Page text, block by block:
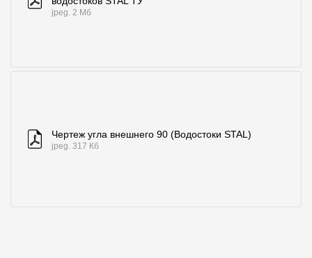
jpeg. 2 Мб
Чертеж угла внешнего 90 (Водостоки STAL)
jpeg. 317 Кб